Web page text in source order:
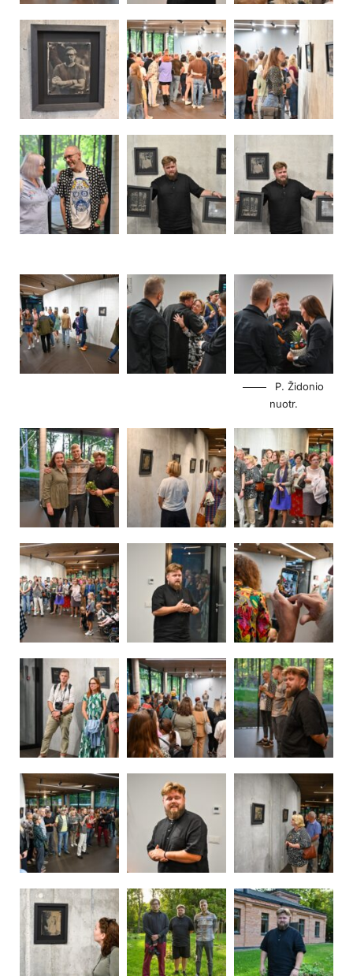
P. Židonio
nuotr.